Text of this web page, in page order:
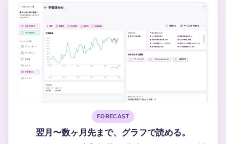
FORECAST
翌月〜数ヶ月先まで、グラフで読める。